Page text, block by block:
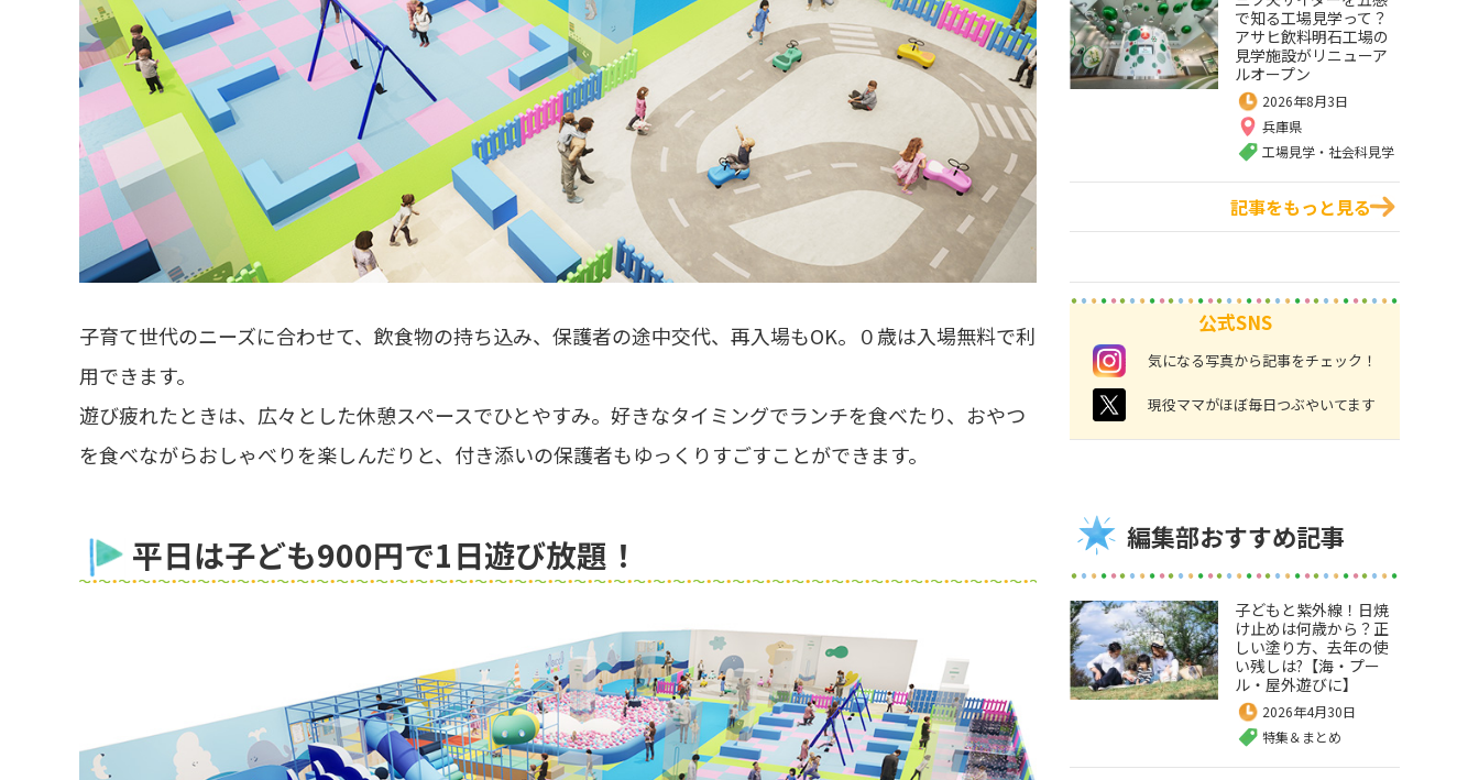
子育て世代のニーズに合わせて、飲食物の持ち込み、保護者の途中交代、再入場もOK。０歳は入場無料で利
用できます。
遊び疲れたときは、広々とした休憩スペースでひとやすみ。好きなタイミングでランチを食べたり、おやつ
を食べながらおしゃべりを楽しんだりと、付き添いの保護者もゆっくりすごすことができます。
平日は子ども900円で1日遊び放題！
で知る工場見学って？
アサヒ飲料明石工場の
見学施設がリニューア
ルオープン
2026年8月3日
兵庫県
工場見学・社会科見学
記事をもっと見る
公式SNS
instagram 気になる写真から記事をチェック！
twitter 現役ママがほぼ毎日つぶやいてます
編集部おすすめ記事
子どもと紫外線！日焼
け止めは何歳から？正
しい塗り方、去年の使
い残しは?【海・プー
ル・屋外遊びに】
2026年4月30日
特集＆まとめ